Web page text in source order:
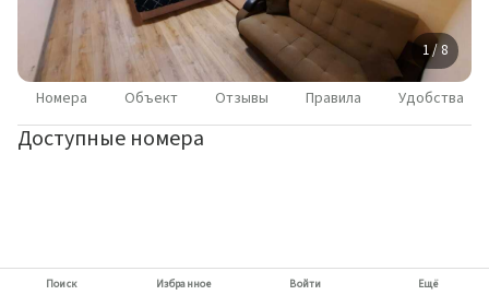
1 / 8
Номера Объект Отзывы Правила Удобства
Доступные номера
Поиск Избранное Войти Ещё